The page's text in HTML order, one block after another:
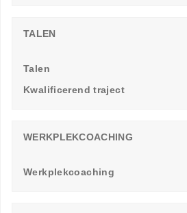
TALEN
Talen
Kwalificerend traject
WERKPLEKCOACHING
Werkplekcoaching